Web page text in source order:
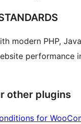
modern PHP,
in mind – every script and style is
other plugins
for